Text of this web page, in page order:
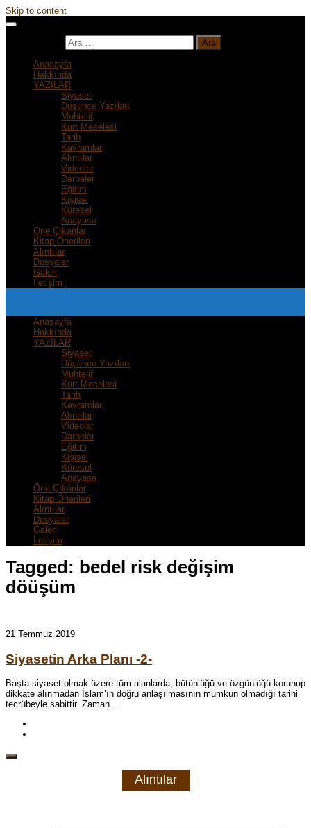
Skip to content
Anasayfa
Hakkında
YAZILAR
Siyaset
Düşünce Yazıları
Muhtelif
Kürt Meselesi
Tarih
Kavramlar
Alıntılar
Videolar
Darbeler
Eğitim
Kişisel
Küresel
Anayasa
Öne Çıkanlar
Kitap Önerileri
Alıntılar
Dosyalar
Galeri
İletişim
Anasayfa
Hakkında
YAZILAR
Siyaset
Düşünce Yazıları
Muhtelif
Kürt Meselesi
Tarih
Kavramlar
Alıntılar
Videolar
Darbeler
Eğitim
Kişisel
Küresel
Anayasa
Öne Çıkanlar
Kitap Önerileri
Alıntılar
Dosyalar
Galeri
İletişim
Tagged: bedel risk değişim
döüşüm
21 Temmuz 2019
Siyasetin Arka Planı -2-
Başta siyaset olmak üzere tüm alanlarda, bütünlüğü ve özgünlüğü korunup
dikkate alınmadan İslam’ın doğru anlaşılmasının mümkün olmadığı tarihi
tecrübeyle sabittir. Zaman...
Alıntılar